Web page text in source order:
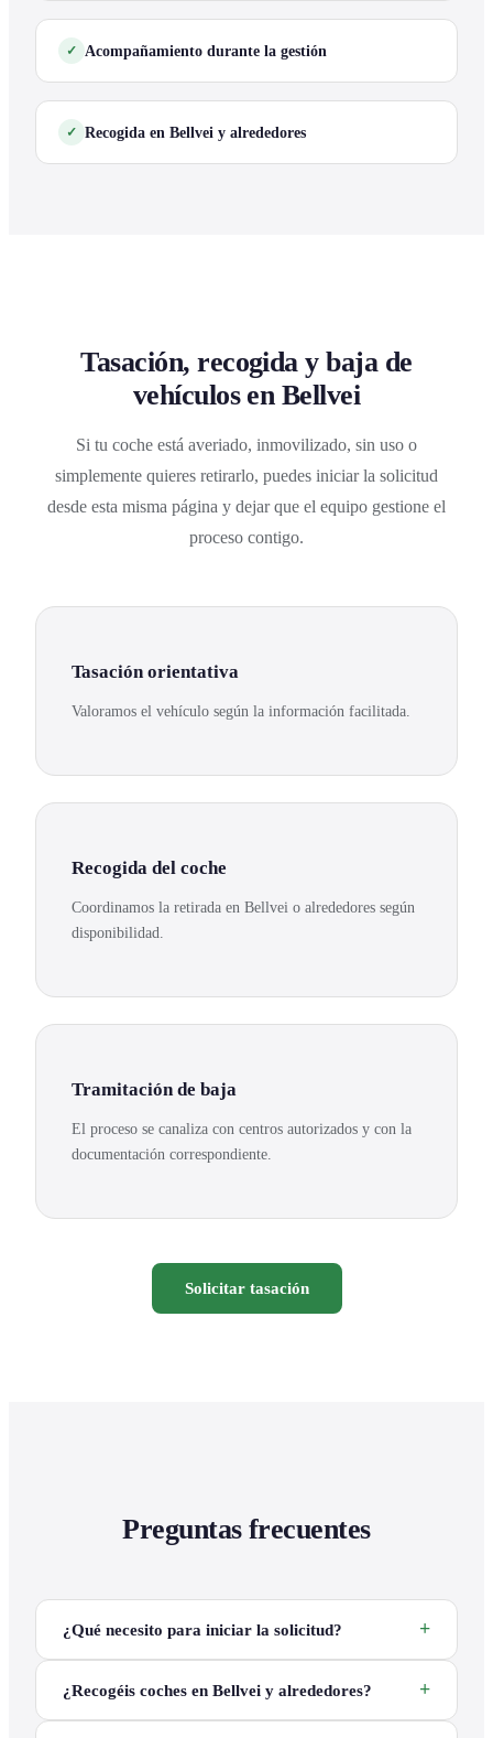
Acompañamiento durante la gestión
Recogida en Bellvei y alrededores
Tasación, recogida y baja de
vehículos en Bellvei
Si tu coche está averiado, inmovilizado, sin uso o
simplemente quieres retirarlo, puedes iniciar la solicitud
desde esta misma página y dejar que el equipo gestione el
proceso contigo.
Tasación orientativa
Valoramos el vehículo según la información facilitada.
Recogida del coche
Coordinamos la retirada en Bellvei o alrededores según
disponibilidad.
Tramitación de baja
El proceso se canaliza con centros autorizados y con la
documentación correspondiente.
Solicitar tasación
Preguntas frecuentes
¿Qué necesito para iniciar la solicitud?
¿Recogéis coches en Bellvei y alrededores?